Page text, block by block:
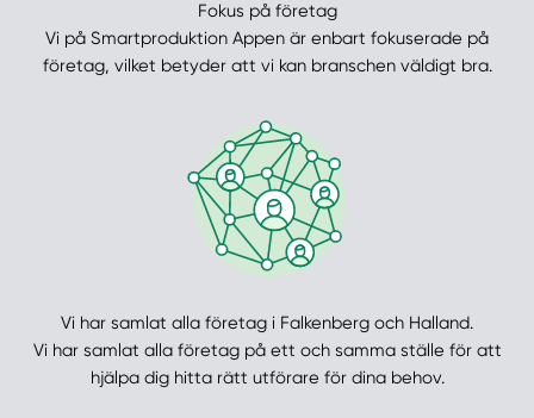
Fokus på företag
Vi på Smartproduktion Appen är enbart fokuserade på
företag, vilket betyder att vi kan branschen väldigt bra.
Vi har samlat alla företag i Falkenberg och Halland.
Vi har samlat alla företag på ett och samma ställe för att
hjälpa dig hitta rätt utförare för dina behov.